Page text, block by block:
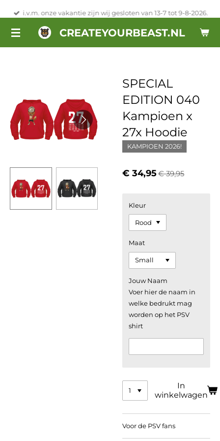
naar
CREATEYOURBEAST.NL
i.v.m. onze vakantie zijn wij gesloten van 13-7 tot 9-8-2026.
SPECIAL
EDITION 040
Kampioen x
27x Hoodie
KAMPIOEN 2026!
€ 34,95€ 39,95
Kleur
Maat
Jouw Naam
Voer hier de naam in
welke bedrukt mag
worden op het PSV
shirt
In
winkelwagen
Voor de PSV fans